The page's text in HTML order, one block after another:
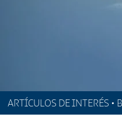
ARTÍCULOS DE INTERÉS •